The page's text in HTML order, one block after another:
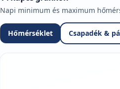
Napi minimum és maximum
Hőmérséklet Csapadék &